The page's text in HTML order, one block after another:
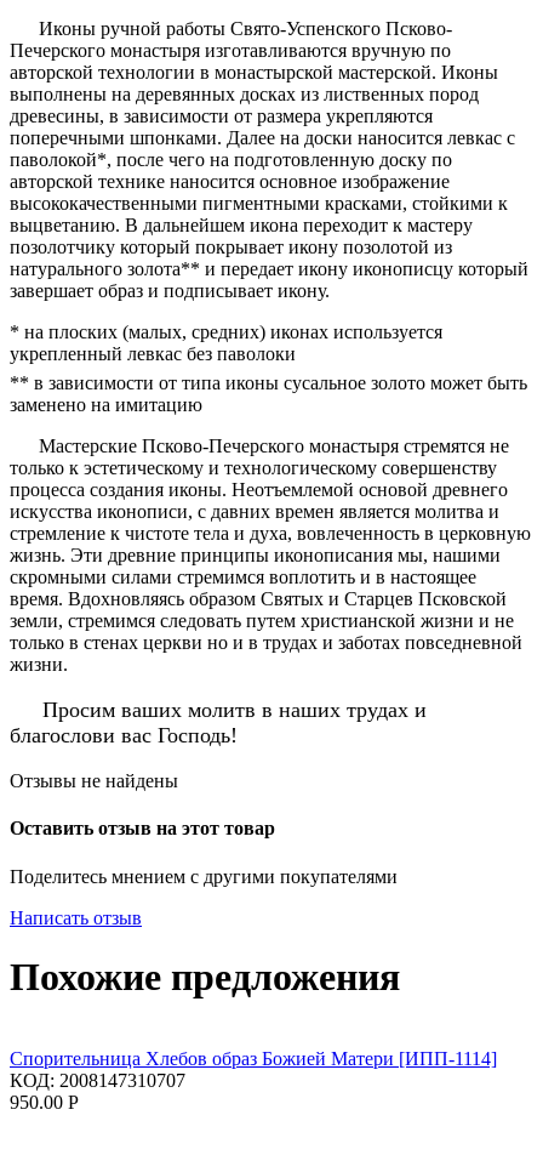
Иконы ручной работы Свято-Успенского Псково-
Печерского монастыря изготавливаются вручную по
авторской технологии в монастырской мастерской. Иконы
выполнены на деревянных досках из лиственных пород
древесины, в зависимости от размера укрепляются
поперечными шпонками. Далее на доски наносится левкас с
паволокой*, после чего на подготовленную доску по
авторской технике наносится основное изображение
высококачественными пигментными красками, стойкими к
выцветанию. В дальнейшем икона переходит к мастеру
позолотчику который покрывает икону позолотой из
натурального золота** и передает икону иконописцу который
завершает образ и подписывает икону.
* на плоских (малых, средних) иконах используется
укрепленный левкас без паволоки
** в зависимости от типа иконы сусальное золото может быть
заменено на имитацию
Мастерские Псково-Печерского монастыря стремятся не
только к эстетическому и технологическому совершенству
процесса создания иконы. Неотъемлемой основой древнего
искусства иконописи, с давних времен является молитва и
стремление к чистоте тела и духа, вовлеченность в церковную
жизнь. Эти древние принципы иконописания мы, нашими
скромными силами стремимся воплотить и в настоящее
время. Вдохновляясь образом Святых и Старцев Псковской
земли, стремимся следовать путем христианской жизни и не
только в стенах церкви но и в трудах и заботах повседневной
жизни.
Просим ваших молитв в наших трудах и
благослови вас Господь!
Отзывы не найдены
Оставить отзыв на этот товар
Поделитесь мнением с другими покупателями
Написать отзыв
Похожие предложения
Спорительница Хлебов образ Божией Матери [ИПП-1114]
КОД: 2008147310707
950.00 Р